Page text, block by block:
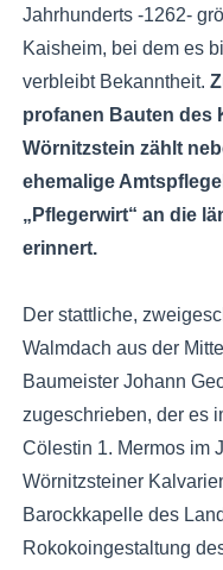
Jahrhunderts -1262-
Kaisheim, bei dem es
verbleibt Bekanntheit.
profanen Bauten des
Wörnitzstein zählt
ehemalige
„Pflegerwirt“ an die
erinnert.
Der stattliche,
Walmdach aus der
Baumeister Johann
zugeschrieben, der es
Cölestin 1. Mermos im
Wörnitzsteiner
Barockkapelle des
Rokokoingestaltung